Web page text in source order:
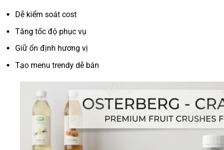
Dễ kiểm soát cost
Tăng tốc độ phục vụ
Giữ ổn định hương vị
Tạo menu trendy dễ bán